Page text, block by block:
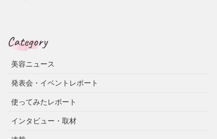
Category
美容ニュース
発表会・イベントレポート
使ってみたレポート
インタビュー・取材